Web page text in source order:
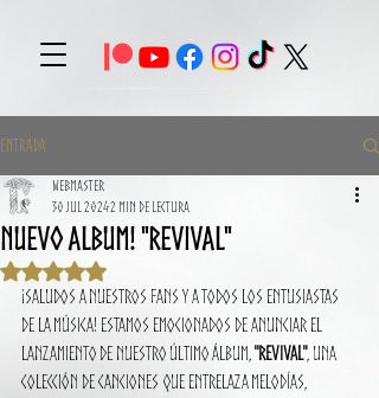
Entrada
Nuevo album! "REVIVAL"
Webmaster
30 jul 20242 min de lectura
Obtuvo NaN de 5 estrellas.
¡Saludos a nuestros fans y a todos los entusiastas
de la música! Estamos emocionados de anunciar el
lanzamiento de nuestro último álbum, "Revival", una
colección de canciones que entrelaza melodías,